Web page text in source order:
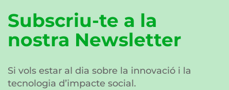
Subscriu-te a la
nostra Newsletter
Si vols estar al dia sobre la innovació i la
tecnologia d’impacte social.